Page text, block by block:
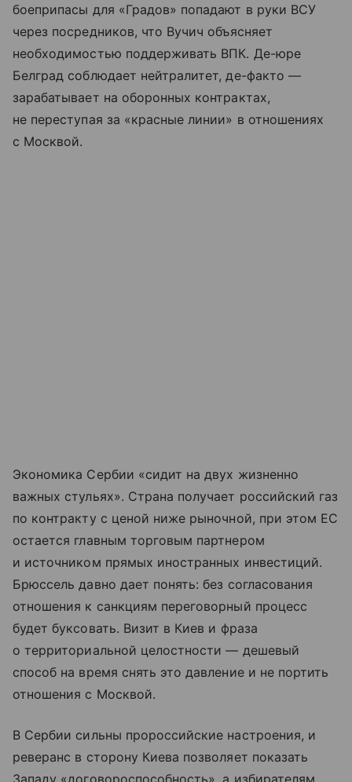
боеприпасы для «Градов» попадают в руки ВСУ
через посредников, что Вучич объясняет
необходимостью поддерживать ВПК. Де-юре
Белград соблюдает нейтралитет, де-факто —
зарабатывает на оборонных контрактах,
не переступая за «красные линии» в отношениях
с Москвой.
Экономика Сербии «сидит на двух жизненно
важных стульях». Страна получает российский газ
по контракту с ценой ниже рыночной, при этом ЕС
остается главным торговым партнером
и источником прямых иностранных инвестиций.
Брюссель давно дает понять: без согласования
отношения к санкциям переговорный процесс
будет буксовать. Визит в Киев и фраза
о территориальной целостности — дешевый
способ на время снять это давление и не портить
отношения с Москвой.
В Сербии сильны пророссийские настроения, и
реверанс в сторону Киева позволяет показать
Западу «договороспособность», а избирателям